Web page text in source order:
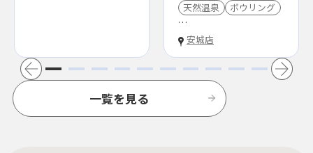
一覧を見る
天然温泉
ボウリング
…
安城店